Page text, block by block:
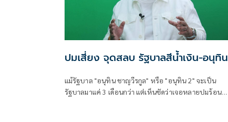
ปมเสี่ยง จุดสลบ รัฐบาลสีน้ำเงิน-อนุทิน
แม้รัฐบาล "อนุทิน ชาญวีรกูล" หรือ "อนุทิน 2" จะเป็น
รัฐบาลมาแค่ 3 เดือนกว่า แต่เห็นชัดว่าเจอหลายปมร้อน